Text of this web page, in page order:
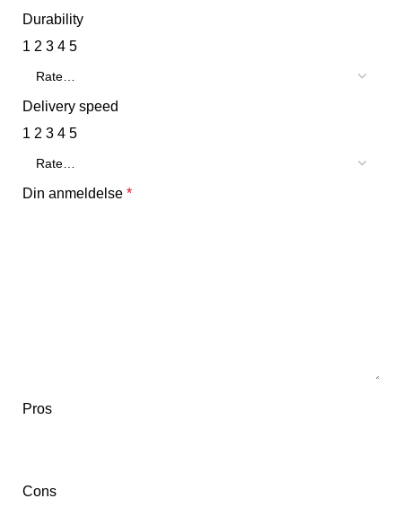
Durability
1 2 3 4 5
Delivery speed
1 2 3 4 5
Din anmeldelse *
Pros
Cons